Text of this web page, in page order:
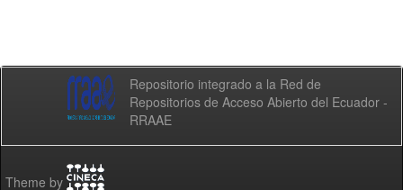
Repositorio integrado a la Red de
Repositorios de Acceso Abierto del Ecuador -
RRAAE
Theme by